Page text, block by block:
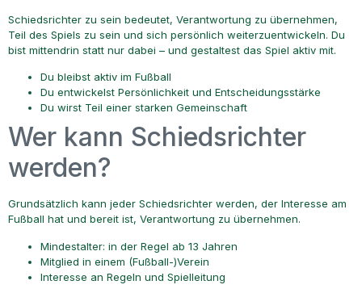
Schiedsrichter zu sein bedeutet, Verantwortung zu übernehmen,
Teil des Spiels zu sein und sich persönlich weiterzuentwickeln. Du
bist mittendrin statt nur dabei – und gestaltest das Spiel aktiv mit.
Du bleibst aktiv im Fußball
Du entwickelst Persönlichkeit und Entscheidungsstärke
Du wirst Teil einer starken Gemeinschaft
Wer kann Schiedsrichter
werden?
Grundsätzlich kann jeder Schiedsrichter werden, der Interesse am
Fußball hat und bereit ist, Verantwortung zu übernehmen.
Mindestalter: in der Regel ab 13 Jahren
Mitglied in einem (Fußball-)Verein
Interesse an Regeln und Spielleitung